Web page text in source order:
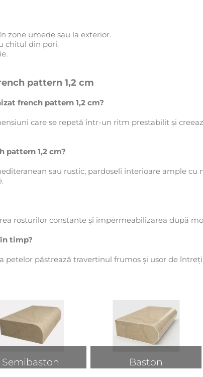
zone umede sau la exterior.
chitul din pori.
pattern 1,2 cm
french pattern 1,2 cm?
care se repetă într-un ritm prestabilit și
pattern 1,2 cm?
sau rustic, pardoseli interioare ample
rosturilor constante și impermeabilizarea după
timp?
petelor păstrează travertinul frumos și ușor de
Semibaston Baston